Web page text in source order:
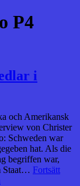
P4
i
och Amerikansk
von Christer
Schweden war
hat. Als die
begriffen war,
Staat… Fortsätt